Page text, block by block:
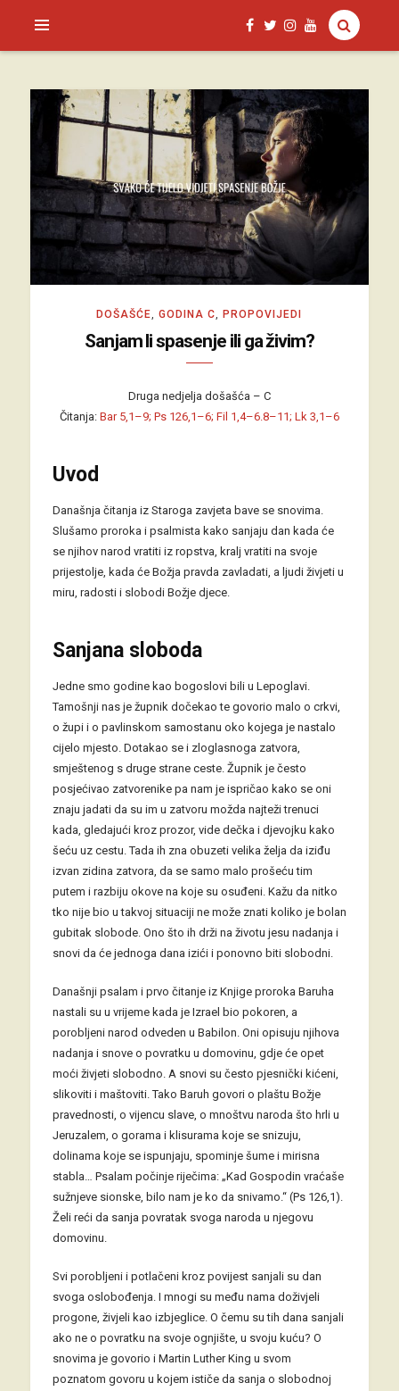
SAGUD.XYZ
DOŠAŠĆE ,GODINA C ,PROPOVIJEDI
Sanjam li spasenje ili ga živim?
Druga nedjelja došašća – C
Čitanja: Bar 5,1–9; Ps 126,1–6; Fil 1,4–6.8–11; Lk 3,1–6
Uvod
Današnja čitanja iz Staroga zavjeta bave se snovima.
Slušamo proroka i psalmista kako sanjaju dan kada će
se njihov narod vratiti iz ropstva, kralj vratiti na svoje
prijestolje, kada će Božja pravda zavladati, a ljudi živjeti u
miru, radosti i slobodi Božje djece.
Sanjana sloboda
Jedne smo godine kao bogoslovi bili u Lepoglavi.
Tamošnji nas je župnik dočekao te govorio malo o crkvi,
o župi i o pavlinskom samostanu oko kojega je nastalo
cijelo mjesto. Dotakao se i zloglasnoga zatvora,
smještenog s druge strane ceste. Župnik je često
posjećivao zatvorenike pa nam je ispričao kako se oni
znaju jadati da su im u zatvoru možda najteži trenuci
kada, gledajući kroz prozor, vide dečka i djevojku kako
šeću uz cestu. Tada ih zna obuzeti velika želja da iziđu
izvan zidina zatvora, da se samo malo prošeću tim
putem i razbiju okove na koje su osuđeni. Kažu da nitko
tko nije bio u takvoj situaciji ne može znati koliko je bolan
gubitak slobode. Ono što ih drži na životu jesu nadanja i
snovi da će jednoga dana izići i ponovno biti slobodni.
Današnji psalam i prvo čitanje iz Knjige proroka Baruha
nastali su u vrijeme kada je Izrael bio pokoren, a
porobljeni narod odveden u Babilon. Oni opisuju njihova
nadanja i snove o povratku u domovinu, gdje će opet
moći živjeti slobodno. A snovi su često pjesnički kićeni,
slikoviti i maštoviti. Tako Baruh govori o plaštu Božje
pravednosti, o vijencu slave, o mnoštvu naroda što hrli u
Jeruzalem, o gorama i klisurama koje se snizuju,
dolinama koje se ispunjaju, spominje šume i mirisna
stabla… Psalam počinje riječima: „Kad Gospodin vraćaše
sužnjeve sionske, bilo nam je ko da snivamo.“ (Ps 126,1).
Želi reći da sanja povratak svoga naroda u njegovu
domovinu.
Svi porobljeni i potlačeni kroz povijest sanjali su dan
svoga oslobođenja. I mnogi su među nama doživjeli
progone, živjeli kao izbjeglice. O čemu su tih dana sanjali
ako ne o povratku na svoje ognjište, u svoju kuću? O
snovima je govorio i Martin Luther King u svom
poznatom govoru u kojem ističe da sanja o slobodnoj